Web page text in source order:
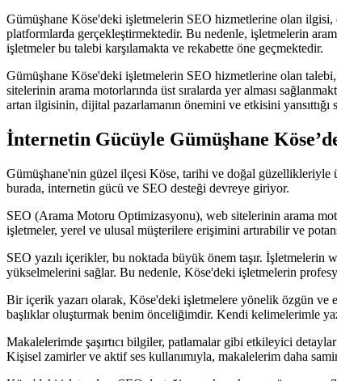
Gümüşhane Köse'deki işletmelerin SEO hizmetlerine olan ilgisi,
platformlarda gerçekleştirmektedir. Bu nedenle, işletmelerin
işletmeler bu talebi karşılamakta ve rekabette öne geçmektedir.
Gümüşhane Köse'deki işletmelerin SEO hizmetlerine olan
sitelerinin arama motorlarında üst sıralarda yer alması
artan ilgisinin, dijital pazarlamanın önemini ve etkisini yansıttığı
İnternetin Gücüyle Gümüşhane
Gümüşhane'nin güzel ilçesi Köse, tarihi ve doğal güzellikleriyle
burada, internetin gücü ve SEO desteği devreye giriyor.
SEO (Arama Motoru Optimizasyonu), web sitelerinin arama
işletmeler, yerel ve ulusal müşterilere erişimini artırabilir ve
SEO yazılı içerikler, bu noktada büyük önem taşır. İşletmelerin
yükselmelerini sağlar. Bu nedenle, Köse'deki işletmelerin
Bir içerik yazarı olarak, Köse'deki işletmelere yönelik özgün
başlıklar oluşturmak benim önceliğimdir. Kendi kelimelerimle
Makalelerimde şaşırtıcı bilgiler, patlamalar gibi etkileyici
Kişisel zamirler ve aktif ses kullanımıyla, makalelerim daha